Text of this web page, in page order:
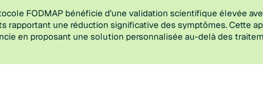
FODMAP bénéficie d’une validation scientifique élevée
rapportant une réduction significative des symptômes. Cette
en proposant une solution personnalisée au-delà des